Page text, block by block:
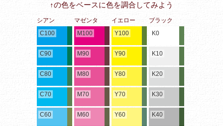
↑の色をベースに色を調合してみよう
シアン
C100
C90
C80
C70
C60
マゼンタ
M100
M90
M80
M70
M60
イエロー
Y100
Y90
Y80
Y70
Y60
ブラック
K0
K10
K20
K30
K40